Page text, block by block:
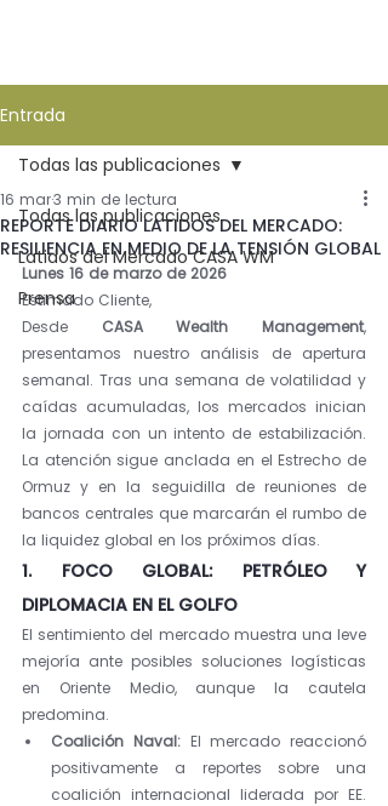
Entrada
Todas las publicaciones
Latidos del Mercado CASA WM
Prensa
Todas las publicaciones
REPORTE DIARIO LATIDOS DEL MERCADO:
RESILIENCIA EN MEDIO DE LA TENSIÓN GLOBAL
16 mar3 min de lectura
Lunes 16 de marzo de 2026
Estimado Cliente,
Desde CASA Wealth Management,
presentamos nuestro análisis de apertura
semanal. Tras una semana de volatilidad y
caídas acumuladas, los mercados inician
la jornada con un intento de estabilización.
La atención sigue anclada en el Estrecho de
Ormuz y en la seguidilla de reuniones de
bancos centrales que marcarán el rumbo de
la liquidez global en los próximos días.
1. FOCO GLOBAL: PETRÓLEO Y
DIPLOMACIA EN EL GOLFO
El sentimiento del mercado muestra una leve
mejoría ante posibles soluciones logísticas
en Oriente Medio, aunque la cautela
predomina.
Coalición Naval: El mercado reaccionó
positivamente a reportes sobre una
coalición internacional liderada por EE.